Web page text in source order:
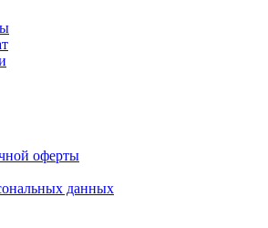
оферты
данных